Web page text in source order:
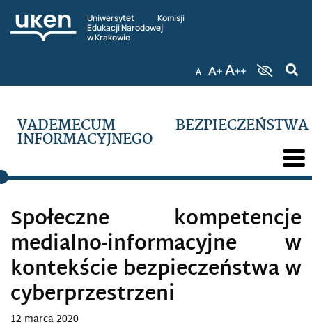
Uniwersytet Komisji
Edukacji Narodowej
w Krakowie
VADEMECUM BEZPIECZEŃSTWA
INFORMACYJNEGO
Społeczne kompetencje
medialno-informacyjne w
kontekście bezpieczeństwa w
cyberprzestrzeni
12 marca 2020
HARD POWER
INFORMACJA
INFORMACYJNA REWOLUCJA W SPRAWACH
INFORMACYJNE OPERACJE SPECJALNE KREMLA
PRZECIWKO UKRAINIE
INFORMACYJNY WYMIAR MIĘKKIEJ SIŁY, MIĘKKA
SIŁA
INFORMACYJNY OMBUDSMAN